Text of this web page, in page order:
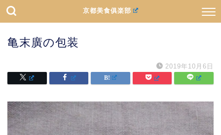
京都美食俱楽部
亀末廣の包装
2019年10月6日